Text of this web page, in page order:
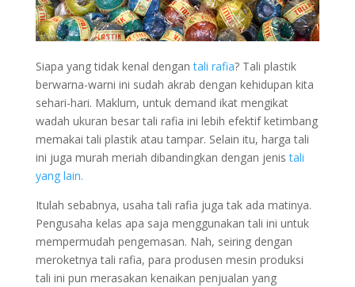
Siapa yang tidak kenal dengantali rafia? Tali plastik
berwarna-warni ini sudah akrab dengan kehidupan kita
sehari-hari. Maklum, untuk demand ikat mengikat
wadah ukuran besar tali rafia ini lebih efektif ketimbang
memakai tali plastik atau tampar. Selain itu, harga tali
ini juga murah meriah dibandingkan dengan jenistali
yang lain.
Itulah sebabnya, usaha tali rafia juga tak ada matinya.
Pengusaha kelas apa saja menggunakan tali ini untuk
mempermudah pengemasan. Nah, seiring dengan
meroketnya tali rafia, para produsen mesin produksi
tali ini pun merasakan kenaikan penjualan yang